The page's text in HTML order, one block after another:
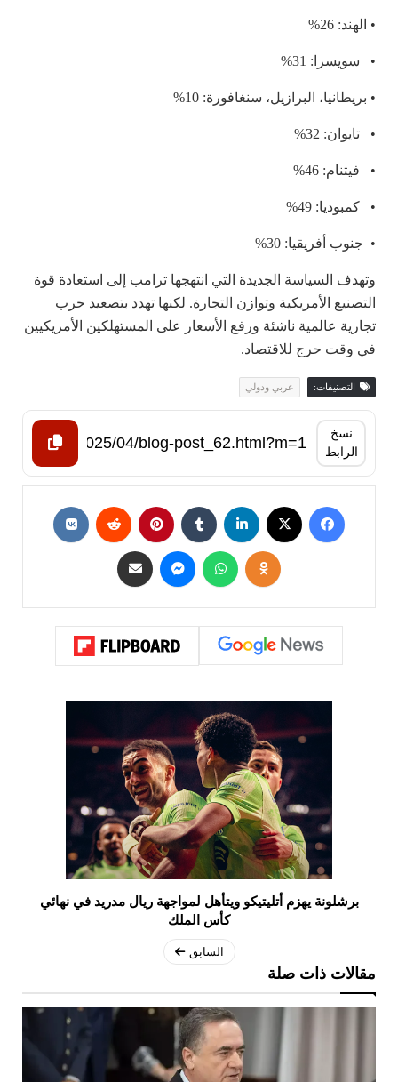
• الهند: 26%
• سويسرا: 31%
• بريطانيا، البرازيل، سنغافورة: 10%
• تايوان: 32%
• فيتنام: 46%
• كمبوديا: 49%
• جنوب أفريقيا: 30%
وتهدف السياسة الجديدة التي انتهجها ترامب إلى استعادة قوة
التصنيع الأمريكية وتوازن التجارة. لكنها تهدد بتصعيد حرب
تجارية عالمية ناشئة ورفع الأسعار على المستهلكين الأمريكيين
في وقت حرج للاقتصاد.
التصنيفات: عربي ودولي
نسخ
الرابط
برشلونة يهزم أتليتيكو ويتأهل لمواجهة ريال مدريد في نهائي
كأس الملك
السابق
مقالات ذات صلة